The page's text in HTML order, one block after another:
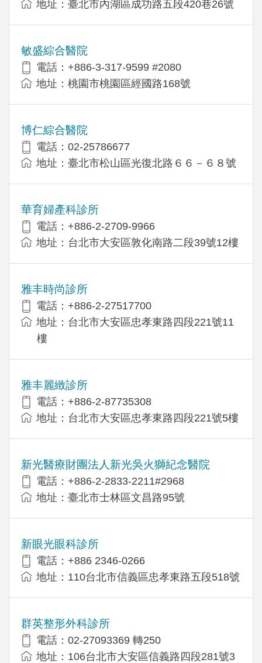
地址：臺北市內湖區成功路五段420巷26號
敏盛綜合醫院
電話：+886-3-317-9599 #2080
地址：桃園市桃園區經國路168號
博仁綜合醫院
電話：02-25786677
地址：臺北市松山區光復北路６６－６８號
華育婦產科診所
電話：+886-2-2709-9966
地址：台北市大安區敦化南路二段39號12樓
雅丰時尚診所
電話：+886-2-27517700
地址：台北市大安區忠孝東路四段221號11
樓
雅丰麗緻診所
電話：+886-2-87735308
地址：台北市大安區忠孝東路四段221號5樓
新光醫療財團法人新光吳火獅紀念醫院
電話：+886-2-2833-2211#2968
地址：臺北市士林區文昌路95號
新眼光眼科診所
電話：+886 2346-0266
地址：110台北市信義區忠孝東路五段518號
群英整形外科診所
電話：02-27093369 轉250
地址：106台北市大安區信義路四段281號3